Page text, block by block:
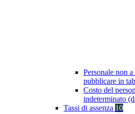
Personale non
pubblicare in
Costo del
indeterminato
Tassi di assenza 10